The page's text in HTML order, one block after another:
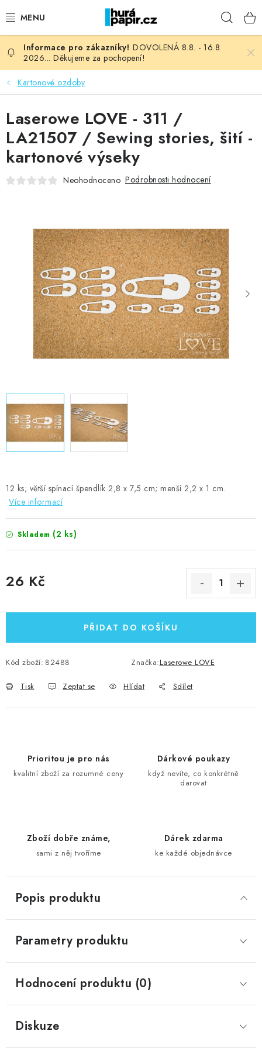
na
NOVINKY
HURÁ DÍLNA
KNIHAŘSKÝ MATERIÁL
FOTORECENZE
MOJE OBJEDNÁVKA
ZNAČKY
Doprava Kontakty Moje objednávka
Oblíbené ♥️
Hodnocení obchodu
Obchodní podmínky
Podmínky ochrany osobních údajů
Ověřování recenzí
DOVOLENÁ 8.8. - 16.8.
2026... Děkujeme za pochopení!
Kartonové ozdoby
12 ks; větší spínací špendlík 2,8 x 7,5 cm; menší 2,2 x 1 cm.
Více informací
Skladem (2 ks)
26 Kč
PŘIDAT DO KOŠÍKU
Kód zboží: 82488 Značka:Laserowe LOVE
Tisk Zeptat se Hlídat Sdílet
Laserowe LOVE - 311 /
LA21507 / Sewing stories, šití -
kartonové výseky
Neohodnoceno Podrobnosti hodnocení
Prioritou je pro nás
kvalitní zboží za rozumné ceny
Dárkové poukazy
když nevíte, co konkrétně
darovat
Zboží dobře známe,
sami z něj tvoříme
Dárek zdarma
ke každé objednávce
Popis produktu
Parametry produktu
Hodnocení produktu (0)
Diskuze